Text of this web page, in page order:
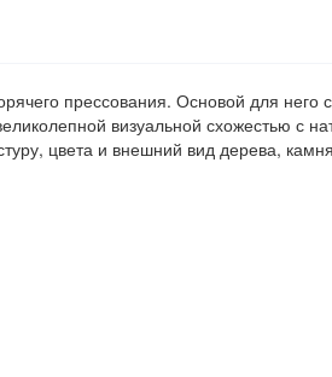
прессования. Основой для него
визуальной схожестью с
цвета и внешний вид дерева,